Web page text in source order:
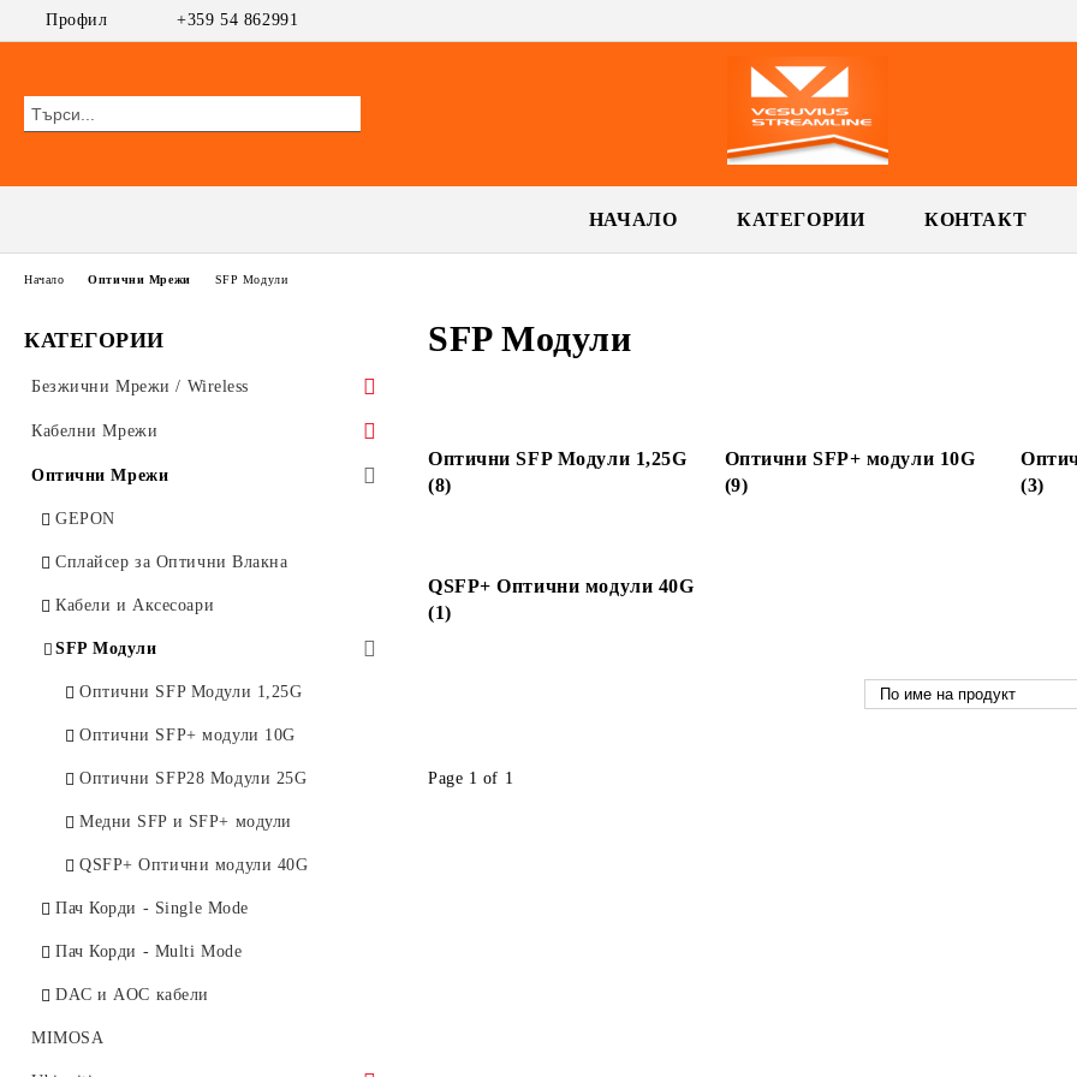
Профил +359 54 862991
НАЧАЛО КАТЕГОРИИ КОНТАКТ
КАТЕГОРИИ
Безжични Мрежи / Wireless
Безжични Устройства АП/Клиент
MikroTik
Ubiquiti AirMAX
Ubiquiti AirMAX AC
Ubiquiti LTU
Ubiquiti WAVE
WiFi AP
UniFi Ubiquiti
MikroTik, TP-Link
Безжични Рутери
Опорно Трасе Backbone PtP
5 GHz Бридж
11-24 GHz Бридж
60 GHz Бридж
Антени
Преходни Кабели и Аксесоари
Безжични IP Камери
Кабелни Мрежи
Суичове
ПОЕ Суичове
Оптични Рутери и Суичове
Рутери
ПОЕ Рутери
Кабели и Аксесоари
Оптични Мрежи
GEPON
Сплайсер за Оптични Влакна
Кабели и Аксесоари
SFP Модули
Оптични SFP Модули 1,25G
Оптични SFP+ модули 10G
Оптични SFP28 Модули 25G
Медни SFP и SFP+ модули
QSFP+ Оптични модули 40G
Пач Корди - Single Mode
Пач Корди - Multi Mode
DAC и AOC кабели
MIMOSA
Начало Оптични Мрежи SFP Модули
SFP Модули
Оптични SFP Модули 1,25G
(8)
Оптични SFP+ модули 10G
(9)
(3)
QSFP+ Оптични модули 40G
(1)
Page 1 of 1